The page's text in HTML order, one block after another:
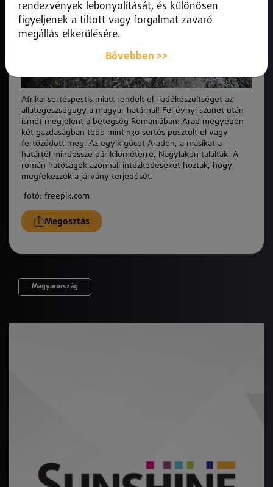
Afrikai sertéspestis miatt rendelt el riadókészültséget az
állategészségügy a magyar határnál! Fél évnyi szünet után
ismét megjelent a betegség Romániában: Arad megyében
két gazdaságban több mint 130 sertés pusztult el vagy
fertőződött meg. Az egyik gócot Aradon, a másikat a
határtól mindössze pár kilométerre, Nagylakon találták. A
román hatóságok azonnali intézkedéseket hoztak, hogy
megfékezzék a járvány terjedését.
fotó: freepik.com
Megosztás
Magyarország
rendezvények lebonyolítását, és különösen
figyeljenek a tiltott vagy forgalmat zavaró
megállás elkerülésére.
Bővebben >>